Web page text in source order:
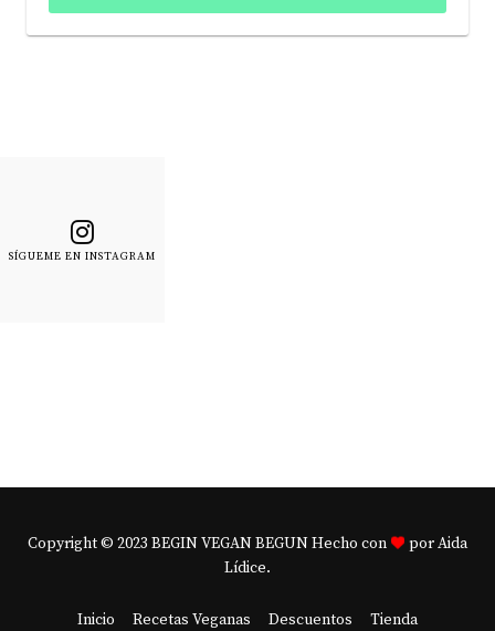
SÍGUEME EN INSTAGRAM
Inicio Recetas Veganas Descuentos Tienda
Copyright © 2023 BEGIN VEGAN BEGUN Hecho con
por Aida
Lídice.